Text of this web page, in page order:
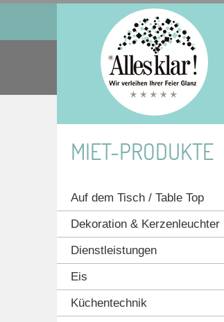
MIET-PRODUKTE
Auf dem Tisch / Table Top
Dekoration & Kerzenleuchter
Dienstleistungen
Eis
Küchentechnik